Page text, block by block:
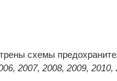
схемы
2007, 2008, 2009, 2010,